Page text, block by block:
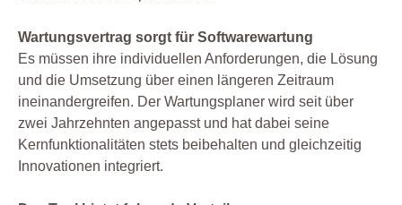
Wartungsvertrag sorgt für Softwarewartung
Es müssen ihre individuellen Anforderungen, die Lösung
und die Umsetzung über einen längeren Zeitraum
ineinandergreifen. Der Wartungsplaner wird seit über
zwei Jahrzehnten angepasst und hat dabei seine
Kernfunktionalitäten stets beibehalten und gleichzeitig
Innovationen integriert.